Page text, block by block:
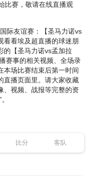
比赛，敬请在线直播观
际友谊赛：【圣马力诺vs
看看埃及超直播的球迷朋
的【圣马力诺vs孟加拉
赛事的相关视频、全场录
本场比赛结束后第一时间
直播页面里。请大家收藏
、视频、战报等完整的资
比分 客队